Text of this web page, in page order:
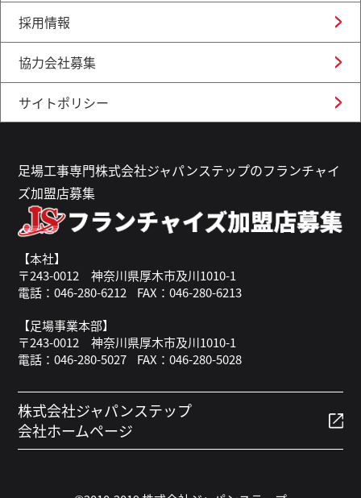
採用情報
協力会社募集
サイトポリシー
足場工事専門株式会社ジャパンステップのフランチャイ
ズ加盟店募集
【本社】
〒243-0012 神奈川県厚木市及川1010-1
電話：046-280-6212
FAX：046-280-6213
【足場事業本部】
〒243-0012 神奈川県厚木市及川1010-1
電話：046-280-5027
FAX：046-280-5028
株式会社ジャパンステップ
会社ホームページ